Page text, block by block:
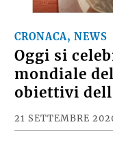
CRONACA, NEWS
Oggi si
mondiale
21 SETTEMBRE